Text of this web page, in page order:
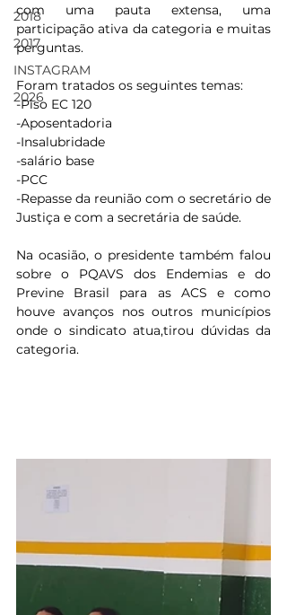
2018
2017
INSTAGRAM
2026
com uma pauta extensa, uma
participação ativa da categoria e muitas
perguntas.
Foram tratados os seguintes temas:
-Piso EC 120
-Aposentadoria
-Insalubridade
-salário base
-PCC
-Repasse da reunião com o secretário de
Justiça e com a secretária de saúde.
Na ocasião, o presidente também falou
sobre o PQAVS dos Endemias e do
Previne Brasil para as ACS e como
houve avanços nos outros municípios
onde o sindicato atua,tirou dúvidas da
categoria.